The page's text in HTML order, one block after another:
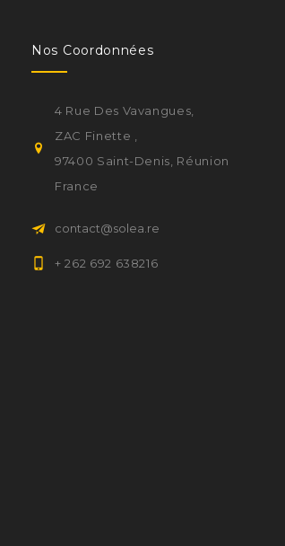
Nos Coordonnées
4 Rue Des Vavangues,
ZAC Finette ,
97400 Saint-Denis, Réunion
France
contact@solea.re
+ 262 692 638216